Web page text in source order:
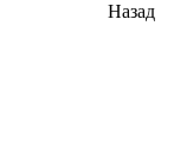
Назад